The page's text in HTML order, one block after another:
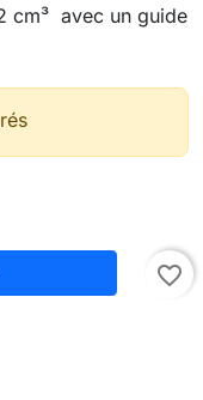
cm³ avec un guide
favorite_border